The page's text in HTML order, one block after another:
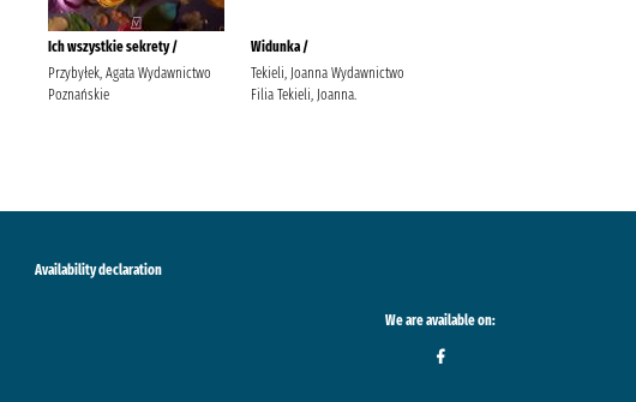
Ich wszystkie sekrety /
Przybyłek, Agata Wydawnictwo
Poznańskie
Widunka /
Tekieli, Joanna Wydawnictwo
Filia Tekieli, Joanna.
Availability declaration
We are available on: